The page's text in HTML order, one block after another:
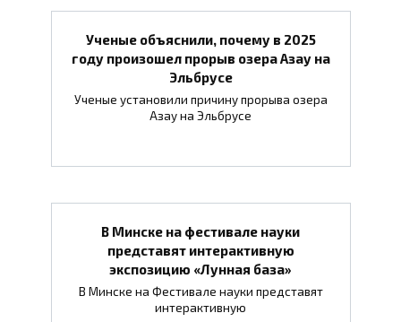
Ученые объяснили, почему в 2025
году произошел прорыв озера Азау на
Эльбрусе
Ученые установили причину прорыва озера
Азау на Эльбрусе
В Минске на фестивале науки
представят интерактивную
экспозицию «Лунная база»
В Минске на Фестивале науки представят
интерактивную